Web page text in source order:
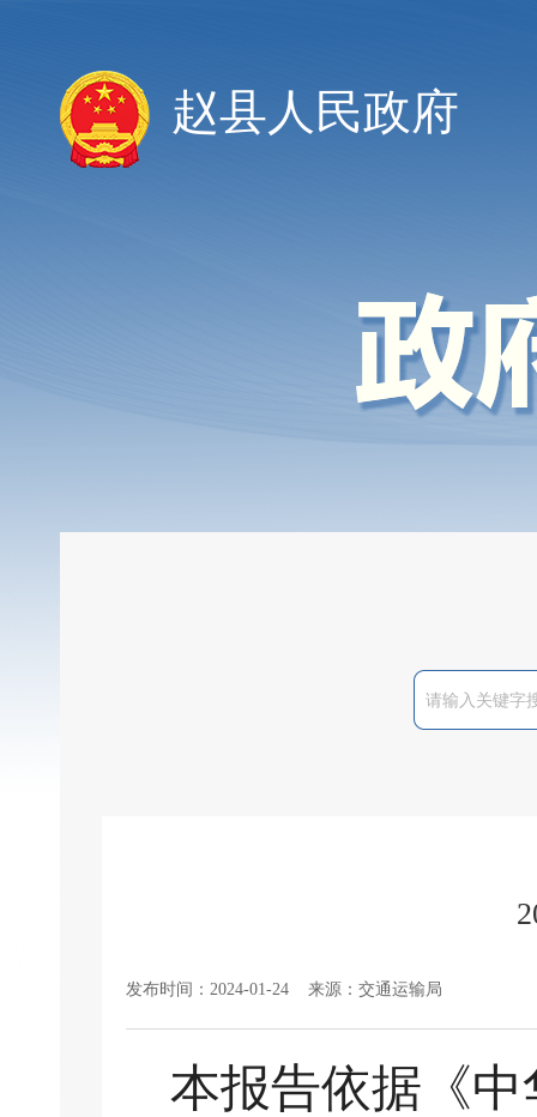
赵县人民政府
发布时间：2024-01-24 来源：交通运输局
本报告依据《